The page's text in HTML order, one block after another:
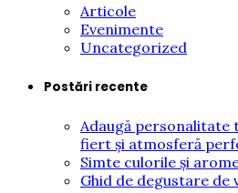
Articole
Evenimente
Uncategorized
Postări recente
Adaugă personalitate
fiert și atmosferă
Simte culorile și
Ghid de degustare de